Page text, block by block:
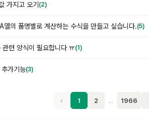
가지고 오기 (2)
열의 품명별로 계산하는 수식을 만들고 싶습니다.(5)
련 양식이 필요합니다 ㅠ(1)
가기능(3)
‹ 1 2 … 1966